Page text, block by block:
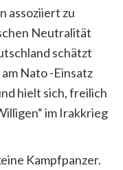
assoziiert zu
Neutralität
schätzt
Nato -Einsatz
hielt sich, freilich
im Irakkrieg
Kampfpanzer.